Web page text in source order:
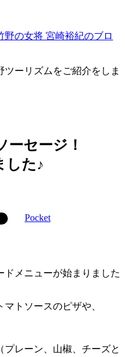
の女将 宮崎裕紀のブロ
ーリズムをご紹介をしま
セージ！
した♪
Pocket
ドメニューが始まりました
トソースのピザや、
レーン、山椒、チーズと